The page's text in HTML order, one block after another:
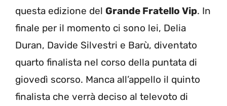
questa edizione del Grande Fratello Vip. In
finale per il momento ci sono lei, Delia
Duran, Davide Silvestri e Barù, diventato
quarto finalista nel corso della puntata di
giovedì scorso. Manca all’appello il quinto
finalista che verrà deciso al televoto di